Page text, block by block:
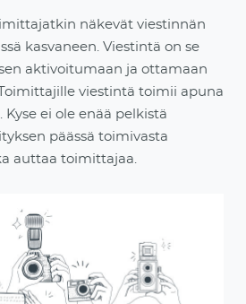
näkevät viestinnän
kasvaneen. Viestintä on se
aktivoitumaan ja ottamaan
viestintä toimii apuna
ei ole enää pelkistä
päässä toimivasta
auttaa toimittajaa.